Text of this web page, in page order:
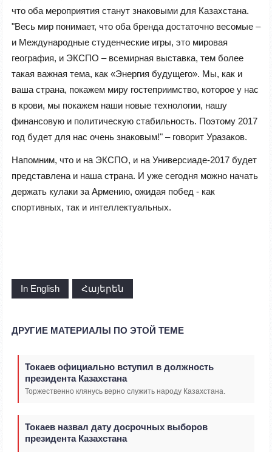
что оба мероприятия станут знаковыми для Казахстана.
"Весь мир понимает, что оба бренда достаточно весомые –
и Международные студенческие игры, это мировая
география, и ЭКСПО – всемирная выставка, тем более
такая важная тема, как «Энергия будущего». Мы, как и
ваша страна, покажем миру гостеприимство, которое у нас
в крови, мы покажем наши новые технологии, нашу
финансовую и политическую стабильность. Поэтому 2017
год будет для нас очень знаковым!" – говорит Уразаков.
Напомним, что и на ЭКСПО, и на Универсиаде-2017 будет
представлена и наша страна. И уже сегодня можно начать
держать кулаки за Армению, ожидая побед - как
спортивных, так и интеллектуальных.
In English Հայերեն
ДРУГИЕ МАТЕРИАЛЫ ПО ЭТОЙ ТЕМЕ
Токаев официально вступил в должность
президента Казахстана
Торжественно клянусь верно служить народу Казахстана.
Токаев назвал дату досрочных выборов
президента Казахстана